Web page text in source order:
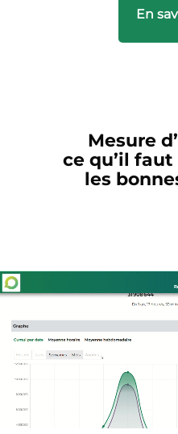
En
Mesure
ce qu’il
les